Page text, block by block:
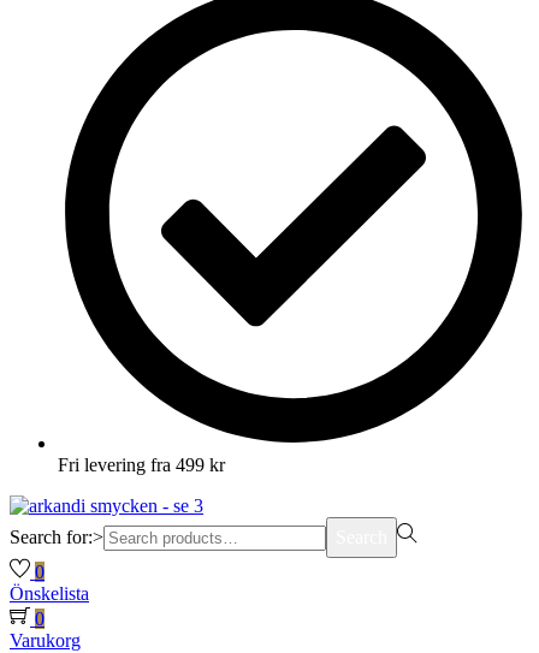
Fri levering fra 499 kr
Search for:>
0
Önskelista
0
Varukorg